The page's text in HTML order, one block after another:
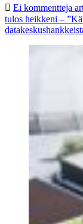
Ei kommentteja
tulos heikkeni –